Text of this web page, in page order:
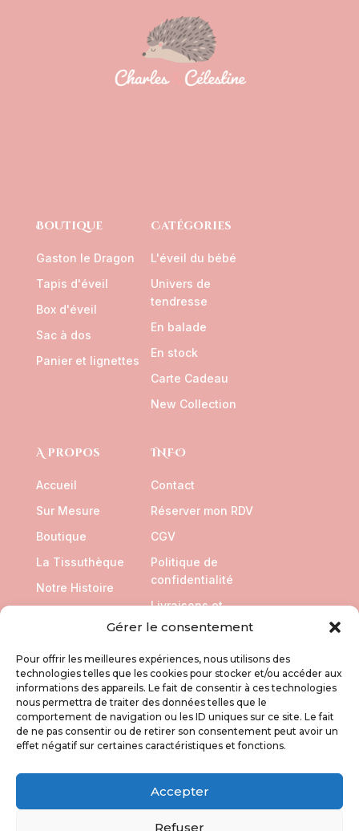
Gérer le consentement
Pour offrir les meilleures expériences, nous utilisons des
technologies telles que les cookies pour stocker et/ou accéder aux
informations des appareils. Le fait de consentir à ces technologies
nous permettra de traiter des données telles que le
comportement de navigation ou les ID uniques sur ce site. Le fait
de ne pas consentir ou de retirer son consentement peut avoir un
effet négatif sur certaines caractéristiques et fonctions.
Accepter
Refuser
Boutique
Gaston le Dragon
Tapis d'éveil
Box d'éveil
Sac à dos
Panier et lignettes
Catégories
L'éveil du bébé
Univers de
tendresse
En balade
En stock
Carte Cadeau
New Collection
A propos
Accueil
Sur Mesure
Boutique
La Tissuthèque
Notre Histoire
INFO
Contact
Réserver mon RDV
CGV
Politique de
confidentialité
Livraisons et
Retours
SUIVEZ NOUS